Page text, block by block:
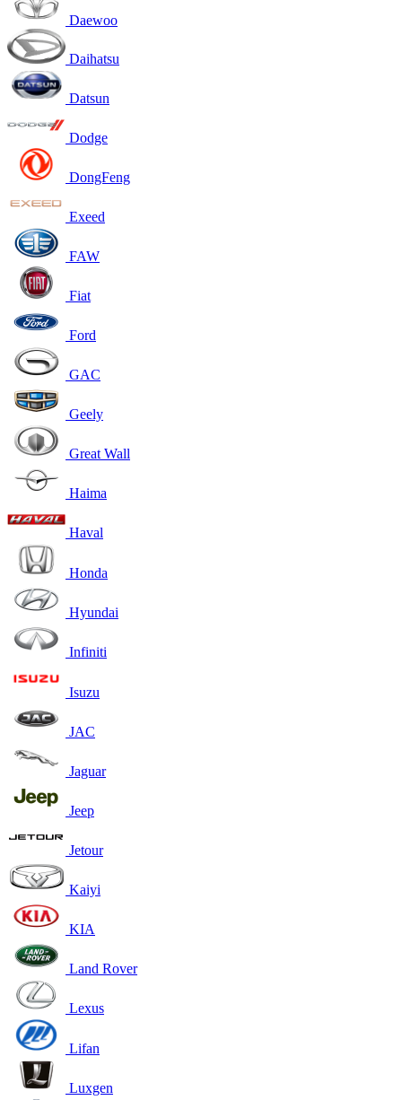
Daewoo
Daihatsu
Datsun
Dodge
DongFeng
Exeed
FAW
Fiat
Ford
GAC
Geely
Great Wall
Haima
Haval
Honda
Hyundai
Infiniti
Isuzu
JAC
Jaguar
Jeep
Jetour
Kaiyi
KIA
Land Rover
Lexus
Lifan
Luxgen